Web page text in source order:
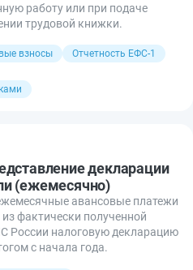
работу или при подаче
трудовой книжки.
взносы
Отчетность ЕФС-1
декларации
(ежемесячно)
авансовые платежи
фактически полученной
России налоговую декларацию
с начала года.